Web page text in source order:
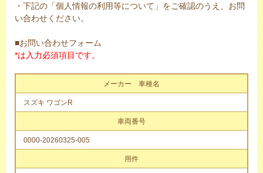
・下記の「個人情報の利用等について」をご確認のうえ、お問
い合わせください。
■お問い合わせフォーム
*は入力必須項目です。
メーカー 車種名
スズキ ワゴンR
車両番号
0000-20260325-005
用件